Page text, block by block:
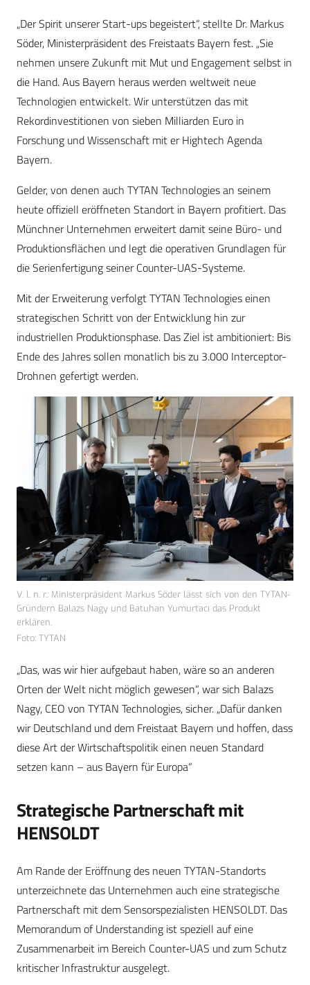
„Der Spirit unserer Start-ups begeistert“, stellte Dr. Markus
Söder, Ministerpräsident des Freistaats Bayern fest. „Sie
nehmen unsere Zukunft mit Mut und Engagement selbst in
die Hand. Aus Bayern heraus werden weltweit neue
Technologien entwickelt. Wir unterstützen das mit
Rekordinvestitionen von sieben Milliarden Euro in
Forschung und Wissenschaft mit er Hightech Agenda
Bayern.
Gelder, von denen auch TYTAN Technologies an seinem
heute offiziell eröffneten Standort in Bayern profitiert. Das
Münchner Unternehmen erweitert damit seine Büro- und
Produktionsflächen und legt die operativen Grundlagen für
die Serienfertigung seiner Counter-UAS-Systeme.
Mit der Erweiterung verfolgt TYTAN Technologies einen
strategischen Schritt von der Entwicklung hin zur
industriellen Produktionsphase. Das Ziel ist ambitioniert: Bis
Ende des Jahres sollen monatlich bis zu 3.000 Interceptor-
Drohnen gefertigt werden.
V. l. n. r.: Ministerpräsident Markus Söder lässt sich von den TYTAN-
Gründern Balazs Nagy und Batuhan Yumurtacı das Produkt
erklären.
Foto: TYTAN
„Das, was wir hier aufgebaut haben, wäre so an anderen
Orten der Welt nicht möglich gewesen“, war sich Balazs
Nagy, CEO von TYTAN Technologies, sicher. „Dafür danken
wir Deutschland und dem Freistaat Bayern und hoffen, dass
diese Art der Wirtschaftspolitik einen neuen Standard
setzen kann – aus Bayern für Europa“
Strategische Partnerschaft mit
HENSOLDT
Am Rande der Eröffnung des neuen TYTAN-Standorts
unterzeichnete das Unternehmen auch eine strategische
Partnerschaft mit dem Sensorspezialisten HENSOLDT. Das
Memorandum of Understanding ist speziell auf eine
Zusammenarbeit im Bereich Counter-UAS und zum Schutz
kritischer Infrastruktur ausgelegt.